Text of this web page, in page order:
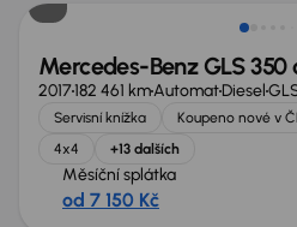
Mercedes-Benz GLS
2017182 461 kmAutomatDiesel
Servisní knížka Koupeno nové v
4x4
+13 dalších
Měsíční splátka
od 7 150 Kč
Zlevněno o 50 000 Kč